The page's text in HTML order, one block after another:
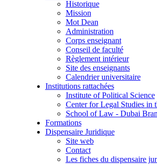
Historique
Mission
Mot Dean
Administration
Corps enseignant
Conseil de faculté
Règlement intérieur
Site des enseignants
Calendrier universitaire
Institutions rattachées
Institute of Political Science
Center for Legal Studies in
School of Law - Dubai
Formations
Dispensaire Juridique
Site web
Contact
Les fiches du dispensaire